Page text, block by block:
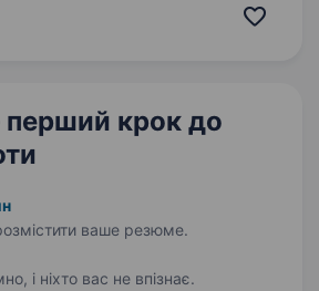
облік», «Оперативний облік»,
крок до
ваше резюме.
і ніхто вас не впізнає.